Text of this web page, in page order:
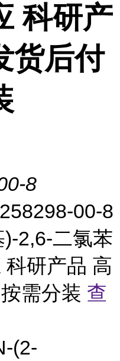
科研产
货后付
8
00-8
2,6-二氯苯
研产品 高
需分装 查
(2-